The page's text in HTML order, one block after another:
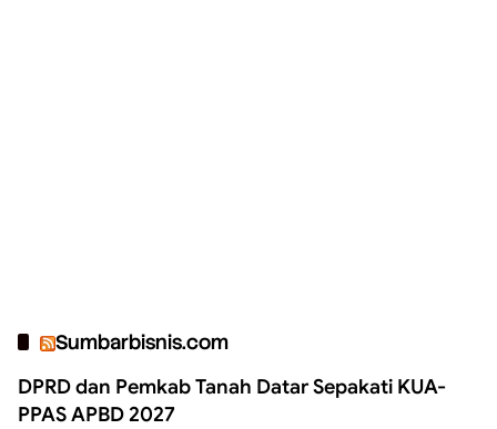
Sumbarbisnis.com
DPRD dan Pemkab Tanah Datar Sepakati KUA-
PPAS APBD 2027